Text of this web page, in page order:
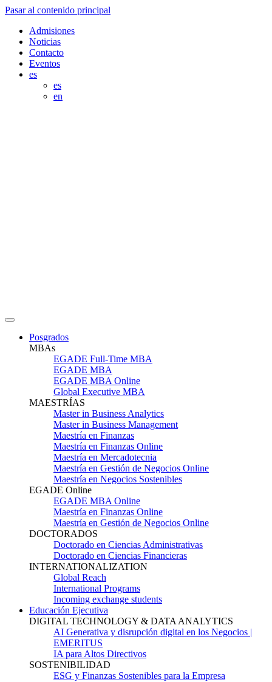
Pasar al contenido principal
Admisiones
Noticias
Contacto
Eventos
es
es
en
Posgrados
MBAs
EGADE Full-Time MBA
EGADE MBA
EGADE MBA Online
Global Executive MBA
MAESTRÍAS
Master in Business Analytics
Master in Business Management
Maestría en Finanzas
Maestría en Finanzas Online
Maestría en Mercadotecnia
Maestría en Gestión de Negocios Online
Maestría en Negocios Sostenibles
EGADE Online
EGADE MBA Online
Maestría en Finanzas Online
Maestría en Gestión de Negocios Online
DOCTORADOS
Doctorado en Ciencias Administrativas
Doctorado en Ciencias Financieras
INTERNATIONALIZATION
Global Reach
International Programs
Incoming exchange students
Educación Ejecutiva
DIGITAL TECHNOLOGY & DATA ANALYTICS
AI Generativa y disrupción digital en los Negocios |
EMERITUS
IA para Altos Directivos
SOSTENIBILIDAD
ESG y Finanzas Sostenibles para la Empresa